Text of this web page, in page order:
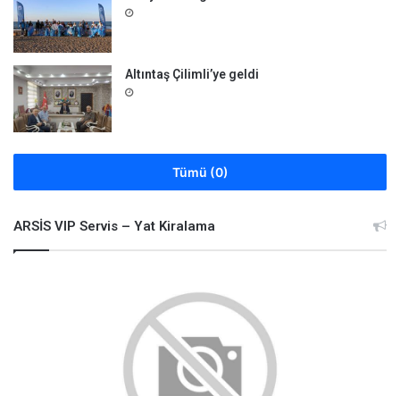
Altıntaş Çilimli’ye geldi
Tümü (0)
ARSİS VIP Servis – Yat Kiralama